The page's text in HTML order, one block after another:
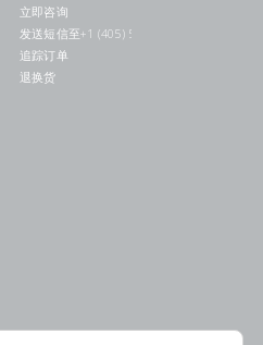
立即咨询
发送短信至+1 (405) 578-7046联系我们
追踪订单
退换货